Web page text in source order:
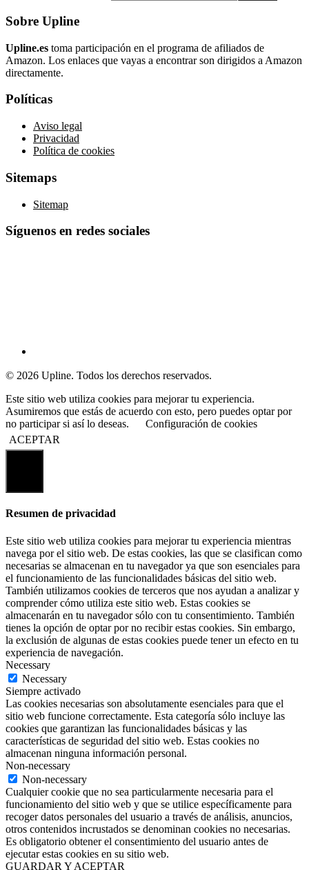
Sobre Upline
Upline.es toma participación en el programa de afiliados de
Amazon. Los enlaces que vayas a encontrar son dirigidos a Amazon
directamente.
Políticas
Aviso legal
Privacidad
Política de cookies
Sitemaps
Sitemap
Síguenos en redes sociales
© 2026 Upline. Todos los derechos reservados.
Este sitio web utiliza cookies para mejorar tu experiencia.
Asumiremos que estás de acuerdo con esto, pero puedes optar por
no participar si así lo deseas.
Configuración de cookies
ACEPTAR
Resumen de privacidad
Este sitio web utiliza cookies para mejorar tu experiencia mientras
navega por el sitio web. De estas cookies, las que se clasifican como
necesarias se almacenan en tu navegador ya que son esenciales para
el funcionamiento de las funcionalidades básicas del sitio web.
También utilizamos cookies de terceros que nos ayudan a analizar y
comprender cómo utiliza este sitio web. Estas cookies se
almacenarán en tu navegador sólo con tu consentimiento. También
tienes la opción de optar por no recibir estas cookies. Sin embargo,
la exclusión de algunas de estas cookies puede tener un efecto en tu
experiencia de navegación.
Necessary
Necessary
Siempre activado
Las cookies necesarias son absolutamente esenciales para que el
sitio web funcione correctamente. Esta categoría sólo incluye las
cookies que garantizan las funcionalidades básicas y las
características de seguridad del sitio web. Estas cookies no
almacenan ninguna información personal.
Non-necessary
Non-necessary
Cualquier cookie que no sea particularmente necesaria para el
funcionamiento del sitio web y que se utilice específicamente para
recoger datos personales del usuario a través de análisis, anuncios,
otros contenidos incrustados se denominan cookies no necesarias.
Es obligatorio obtener el consentimiento del usuario antes de
ejecutar estas cookies en su sitio web.
GUARDAR Y ACEPTAR